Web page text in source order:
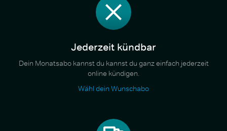
Jederzeit kündbar
Dein Monatsabo kannst du kannst du ganz einfach jederzeit
online kündigen.
Wähl dein Wunschabo